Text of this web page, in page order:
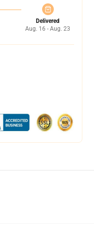
Delivered
Aug. 16 - Aug. 23